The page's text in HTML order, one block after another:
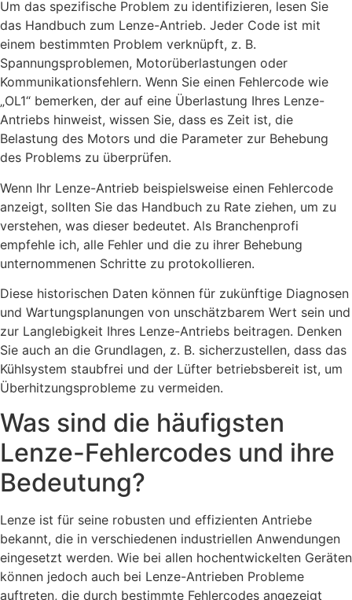
Um das spezifische Problem zu identifizieren, lesen Sie
das Handbuch zum Lenze-Antrieb. Jeder Code ist mit
einem bestimmten Problem verknüpft, z. B.
Spannungsproblemen, Motorüberlastungen oder
Kommunikationsfehlern. Wenn Sie einen Fehlercode wie
„OL1“ bemerken, der auf eine Überlastung Ihres Lenze-
Antriebs hinweist, wissen Sie, dass es Zeit ist, die
Belastung des Motors und die Parameter zur Behebung
des Problems zu überprüfen.
Wenn Ihr Lenze-Antrieb beispielsweise einen Fehlercode
anzeigt, sollten Sie das Handbuch zu Rate ziehen, um zu
verstehen, was dieser bedeutet. Als Branchenprofi
empfehle ich, alle Fehler und die zu ihrer Behebung
unternommenen Schritte zu protokollieren.
Diese historischen Daten können für zukünftige Diagnosen
und Wartungsplanungen von unschätzbarem Wert sein und
zur Langlebigkeit Ihres Lenze-Antriebs beitragen. Denken
Sie auch an die Grundlagen, z. B. sicherzustellen, dass das
Kühlsystem staubfrei und der Lüfter betriebsbereit ist, um
Überhitzungsprobleme zu vermeiden.
Was sind die häufigsten
Lenze-Fehlercodes und ihre
Bedeutung?
Lenze ist für seine robusten und effizienten Antriebe
bekannt, die in verschiedenen industriellen Anwendungen
eingesetzt werden. Wie bei allen hochentwickelten Geräten
können jedoch auch bei Lenze-Antrieben Probleme
auftreten, die durch bestimmte Fehlercodes angezeigt